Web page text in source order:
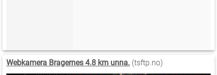
Webkamera Bragernes 4.8 km unna. (tsftp.no)